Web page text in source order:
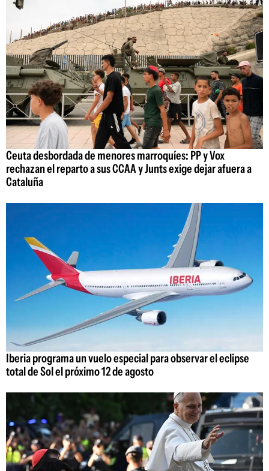
Ceuta desbordada de menores marroquíes: PP y Vox
rechazan el reparto a sus CCAA y Junts exige dejar afuera a
Cataluña
Iberia programa un vuelo especial para observar el eclipse
total de Sol el próximo 12 de agosto